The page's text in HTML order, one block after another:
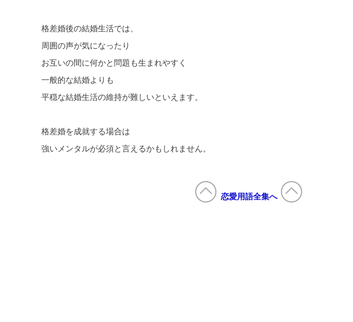
格差婚後の結婚生活では、
周囲の声が気になったり
お互いの間に何かと問題も生まれやすく
一般的な結婚よりも
平穏な結婚生活の維持が難しいといえます。
格差婚を成就する場合は
強いメンタルが必須と言えるかもしれません。
恋愛用語全集へ